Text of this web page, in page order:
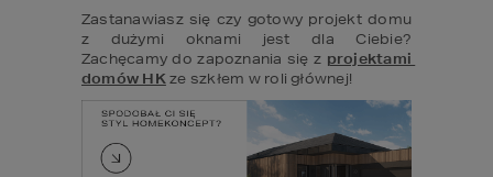
Zastanawiasz się czy gotowy projekt domu
z dużymi oknami jest dla Ciebie?
Zachęcamy do zapoznania się z projektami
domów HK ze szkłem w roli głównej!